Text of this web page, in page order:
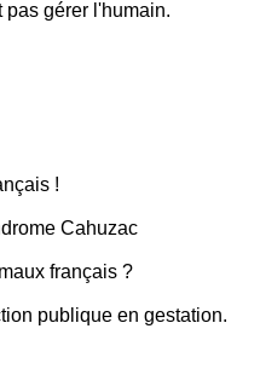
pas gérer l'humain.
!
Cahuzac
français ?
publique en gestation.